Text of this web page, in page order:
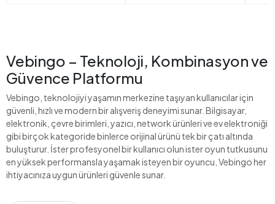
Vebingo – Teknoloji, Kombinasyon ve
Güvence Platformu
Vebingo, teknolojiyi yaşamın merkezine taşıyan kullanıcılar için
güvenli, hızlı ve modern bir alışveriş deneyimi sunar. Bilgisayar,
elektronik, çevre birimleri, yazıcı, network ürünleri ve ev elektroniği
gibi birçok kategoride binlerce orijinal ürünü tek bir çatı altında
buluşturur. İster profesyonel bir kullanıcı olun ister oyun tutkusunu
en yüksek performansla yaşamak isteyen bir oyuncu, Vebingo her
ihtiyacınıza uygun ürünleri güvenle sunar.